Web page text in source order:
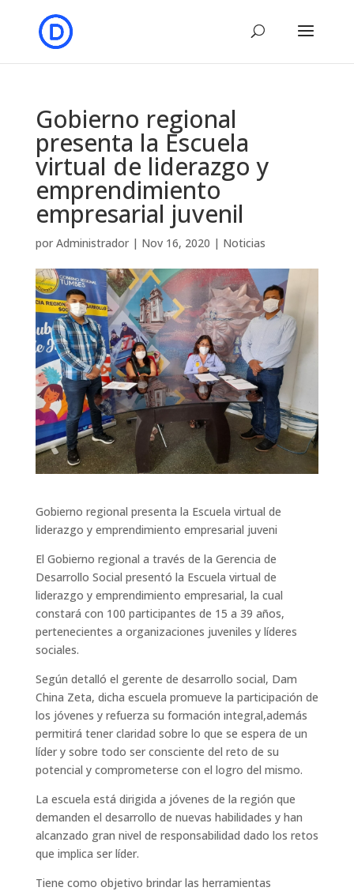
Gobierno regional
presenta la Escuela
virtual de liderazgo y
emprendimiento
empresarial juvenil
por Administrador| Nov 16, 2020 | Noticias
Gobierno regional presenta la Escuela virtual de
liderazgo y emprendimiento empresarial juveni
El Gobierno regional a través de la Gerencia de
Desarrollo Social presentó la Escuela virtual de
liderazgo y emprendimiento empresarial, la cual
constará con 100 participantes de 15 a 39 años,
pertenecientes a organizaciones juveniles y líderes
sociales.
Según detalló el gerente de desarrollo social, Dam
China Zeta, dicha escuela promueve la participación de
los jóvenes y refuerza su formación integral,además
permitirá tener claridad sobre lo que se espera de un
líder y sobre todo ser consciente del reto de su
potencial y comprometerse con el logro del mismo.
La escuela está dirigida a jóvenes de la región que
demanden el desarrollo de nuevas habilidades y han
alcanzado gran nivel de responsabilidad dado los retos
que implica ser líder.
Tiene como objetivo brindar las herramientas